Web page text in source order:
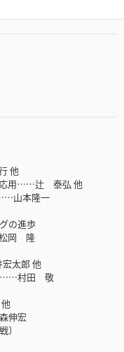
他
応用……辻 泰弘 他
山本隆一
の進歩
岡 隆
太郎 他
……村田 敬
伸宏
〕